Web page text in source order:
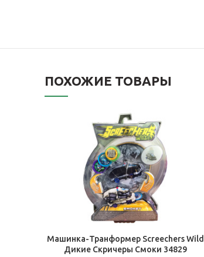
ПОХОЖИЕ ТОВАРЫ
В КОРЗИНУ
Машинка-Транформер Screechers Wild
Дикие Скричеры Смоки 34829